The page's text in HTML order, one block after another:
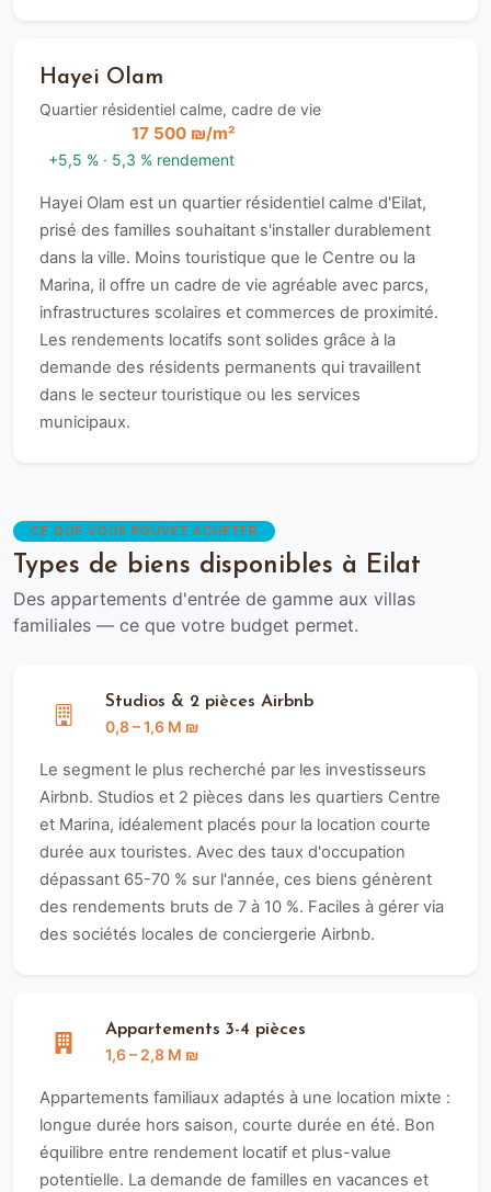
Hayei Olam
Quartier résidentiel calme, cadre de vie
17 500 ₪/m²
+5,5 % · 5,3 % rendement
Hayei Olam est un quartier résidentiel calme d'Eilat,
prisé des familles souhaitant s'installer durablement
dans la ville. Moins touristique que le Centre ou la
Marina, il offre un cadre de vie agréable avec parcs,
infrastructures scolaires et commerces de proximité.
Les rendements locatifs sont solides grâce à la
demande des résidents permanents qui travaillent
dans le secteur touristique ou les services
municipaux.
CE QUE VOUS POUVEZ ACHETER
Types de biens disponibles à Eilat
Des appartements d'entrée de gamme aux villas
familiales — ce que votre budget permet.
Studios & 2 pièces Airbnb
0,8 – 1,6 M ₪
Le segment le plus recherché par les investisseurs
Airbnb. Studios et 2 pièces dans les quartiers Centre
et Marina, idéalement placés pour la location courte
durée aux touristes. Avec des taux d'occupation
dépassant 65-70 % sur l'année, ces biens génèrent
des rendements bruts de 7 à 10 %. Faciles à gérer via
des sociétés locales de conciergerie Airbnb.
Appartements 3-4 pièces
1,6 – 2,8 M ₪
Appartements familiaux adaptés à une location mixte :
longue durée hors saison, courte durée en été. Bon
équilibre entre rendement locatif et plus-value
potentielle. La demande de familles en vacances et